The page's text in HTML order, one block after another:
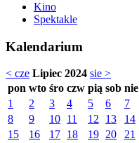
Kino
Spektakle
Kalendarium
< cze Lipiec 2024 sie >
pon wto śro czw pią sob nie
1
2 3 4 5 6
7
8
9 10 11 12 13
14
15
16 17 18 19 20
21